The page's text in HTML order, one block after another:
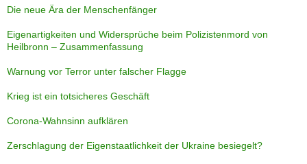
Die neue Ära der Menschenfänger
Eigenartigkeiten und Widersprüche beim Polizistenmord von
Heilbronn – Zusammenfassung
Warnung vor Terror unter falscher Flagge
Krieg ist ein totsicheres Geschäft
Corona-Wahnsinn aufklären
Zerschlagung der Eigenstaatlichkeit der Ukraine besiegelt?